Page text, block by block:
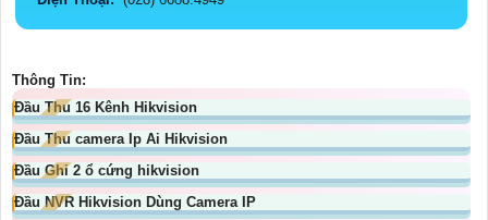
Thông Tin:
Đầu Thu 16 Kênh Hikvision
Đầu Thu camera Ip Ai Hikvision
Đầu Ghi 2 ổ cứng hikvision
Đầu NVR Hikvision Dùng Camera IP